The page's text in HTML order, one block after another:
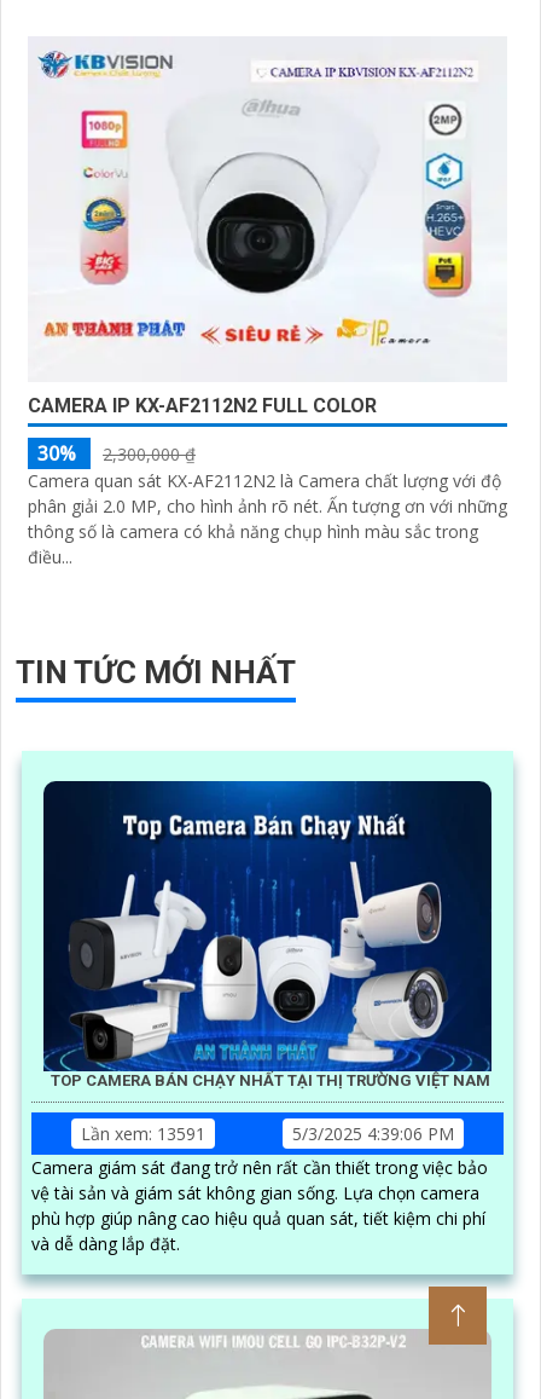
CAMERA IP KX-AF2112N2 FULL COLOR
30%
2,300,000 ₫
Camera quan sát KX-AF2112N2 là Camera chất lượng với độ
phân giải 2.0 MP, cho hình ảnh rõ nét. Ấn tượng ơn với những
thông số là camera có khả năng chụp hình màu sắc trong
điều...
TIN TỨC MỚI NHẤT
TOP CAMERA BÁN CHẠY NHẤT TẠI THỊ TRƯỜNG VIỆT NAM
Lần xem: 13591
5/3/2025 4:39:06 PM
Camera giám sát đang trở nên rất cần thiết trong việc bảo
vệ tài sản và giám sát không gian sống. Lựa chọn camera
phù hợp giúp nâng cao hiệu quả quan sát, tiết kiệm chi phí
và dễ dàng lắp đặt.